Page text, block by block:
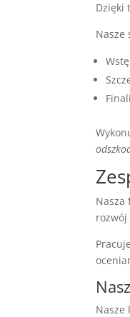
Dzięki
Nasze
Nasza
Nasze